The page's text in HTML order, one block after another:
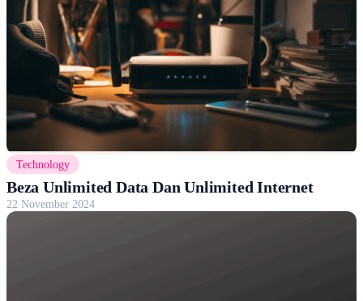
Technology
Beza Unlimited Data Dan Unlimited Internet
22 November 2024